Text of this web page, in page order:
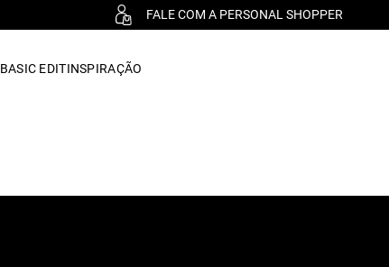
FALE COM A PERSONAL SHOPPER
BASIC EDITINSPIRAÇÃO